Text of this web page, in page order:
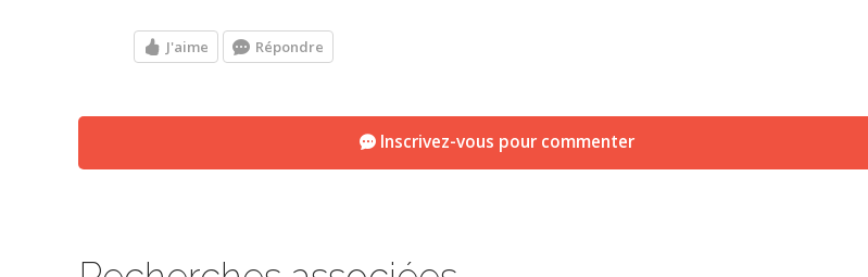
J'aime Répondre
Inscrivez-vous pour commenter